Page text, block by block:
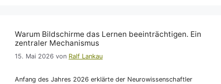
Warum Bildschirme das Lernen beeinträchtigen. Ein
zentraler Mechanismus
15. Mai 2026 von Ralf Lankau
Anfang des Jahres 2026 erklärte der Neurowissenschaftler